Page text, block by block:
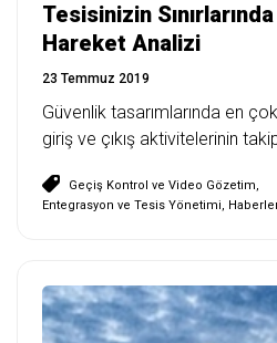
Tesisinizin
Hareket Analizi
23 Temmuz 2019
Güvenlik tasarımlarında en
giriş ve çıkış aktivitelerinin
Geçiş Kontrol ve Video Gözetim,
Entegrasyon ve Tesis Yönetimi,